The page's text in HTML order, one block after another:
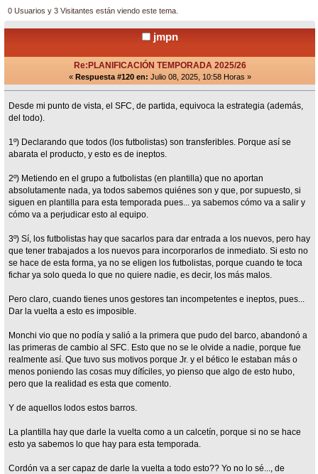
0 Usuarios y 3 Visitantes están viendo este tema.
jmpn
Re:PLANIFICACIÓN TEMPORADA 2025/26
« Respuesta #120 en: Julio 08, 2025, 10:58 Horas »
Desde mi punto de vista, el SFC, de partida, equivoca la estrategia (además,
del todo).
1º) Declarando que todos (los futbolistas) son transferibles. Porque así se
abarata el producto, y esto es de ineptos.
2º) Metiendo en el grupo a futbolistas (en plantilla) que no aportan
absolutamente nada, ya todos sabemos quiénes son y que, por supuesto, si
siguen en plantilla para esta temporada pues... ya sabemos cómo va a salir y
cómo va a perjudicar esto al equipo.
3º) Sí, los futbolistas hay que sacarlos para dar entrada a los nuevos, pero hay
que tener trabajados a los nuevos para incorporarlos de inmediato. Si esto no
se hace de esta forma, ya no se eligen los futbolistas, porque cuando te toca
fichar ya solo queda lo que no quiere nadie, es decir, los más malos.
Pero claro, cuando tienes unos gestores tan incompetentes e ineptos, pues...
Dar la vuelta a esto es imposible.
Monchi vio que no podía y salió a la primera que pudo del barco, abandonó a
las primeras de cambio al SFC. Esto que no se le olvide a nadie, porque fue
realmente así. Que tuvo sus motivos porque Jr. y el bético le estaban más o
menos poniendo las cosas muy dífíciles, yo pienso que algo de esto hubo,
pero que la realidad es esta que comento.
Y de aquellos lodos estos barros.
La plantilla hay que darle la vuelta como a un calcetín, porque si no se hace
esto ya sabemos lo que hay para esta temporada.
Cordón va a ser capaz de darle la vuelta a todo esto?? Yo no lo sé..., de